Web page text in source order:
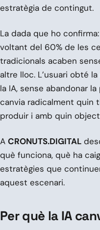
estratègia de contingut.
La dada que ho
voltant del 60% de les
tradicionals acaben
altre lloc. L’usuari obté
la IA, sense abandonar
canvia radicalment
produir i amb quin
A CRONUTS.DIGITAL
què funciona, què ha
estratègies que
aquest escenari.
Per què la IA